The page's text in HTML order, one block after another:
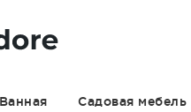
Ванная Садовая мебель